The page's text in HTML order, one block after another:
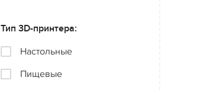
Тип 3D-принтера:
Настольные
Пищевые